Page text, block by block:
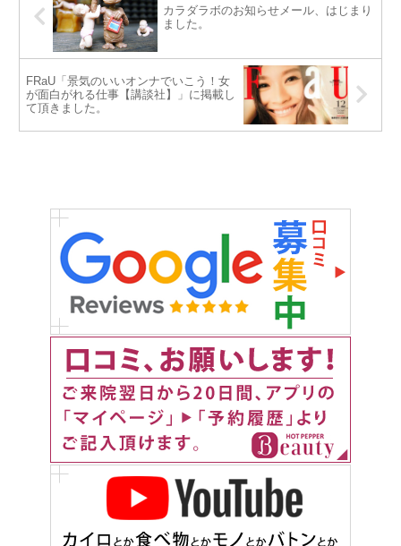
カラダラボのお知らせメール、はじまり
ました。
FRaU「景気のいいオンナでいこう！女
が面白がれる仕事【講談社】」に掲載し
て頂きました。